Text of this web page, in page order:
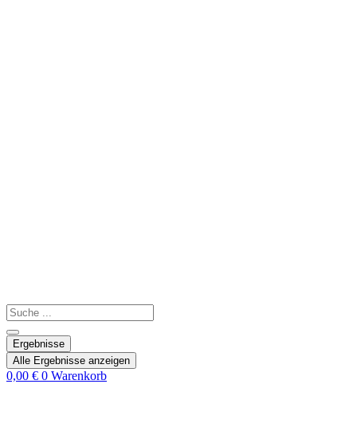
Search
...
Ergebnisse
Alle Ergebnisse anzeigen
0,00 € 0 Warenkorb